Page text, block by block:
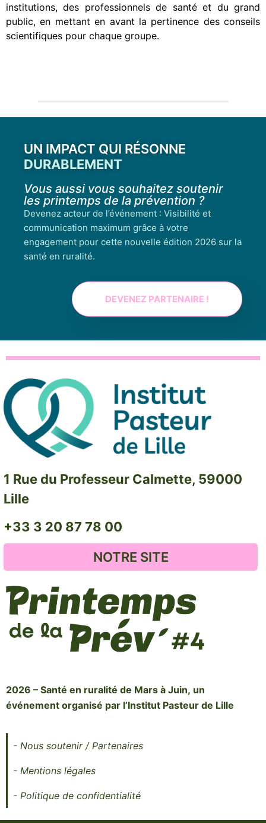
institutions, des professionnels de santé et du grand
public, en mettant en avant la pertinence des conseils
scientifiques pour chaque groupe.
UN IMPACT QUI RÉSONNE
DURABLEMENT
Vous aussi vous souhaitez soutenir
les printemps de la prévention ?
Devenez acteur de l’événement : Visibilité et
communication maximum grâce à votre
engagement pour cette nouvelle édition 2026 sur la
santé en ruralité.
DEVENEZ PARTENAIRE !
1 Rue du Professeur Calmette, 59000
Lille
+33 3 20 87 78 00
NOTRE SITE
2026 – Santé en ruralité de Mars à Juin, un
événement organisé par l’Institut Pasteur de Lille
- Nous soutenir / Partenaires
- Mentions légales
- Politique de confidentialité